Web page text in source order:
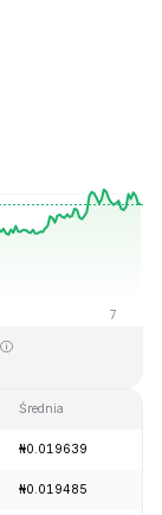
Średnia
₦0.019639
₦0.019485